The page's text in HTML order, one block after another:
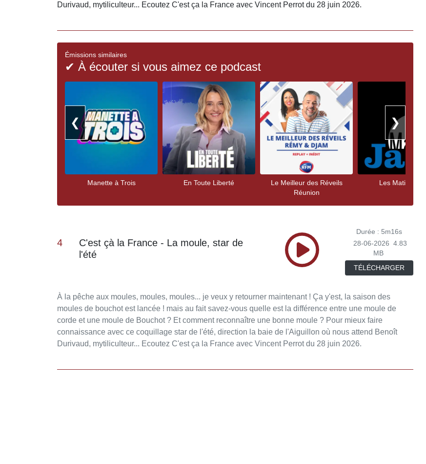
Durivaud, mytiliculteur... Ecoutez C'est ça la France avec Vincent Perrot du 28 juin 2026.
Émissions similaires
✔ À écouter si vous aimez ce podcast
❮
Manette à Trois En Toute Liberté
Le Meilleur des Réveils
Réunion
Les Matins Jazz
❯
4
C'est çà la France - La moule, star de
l'été
Durée : 5m16s
28-06-2026
4.83
MB
TÉLÉCHARGER
À la pêche aux moules, moules, moules... je veux y retourner maintenant ! Ça y'est, la saison des
moules de bouchot est lancée ! mais au fait savez-vous quelle est la différence entre une moule de
corde et une moule de Bouchot ? Et comment reconnaître une bonne moule ? Pour mieux faire
connaissance avec ce coquillage star de l'été, direction la baie de l'Aiguillon où nous attend Benoît
Durivaud, mytiliculteur... Ecoutez C'est ça la France avec Vincent Perrot du 28 juin 2026.